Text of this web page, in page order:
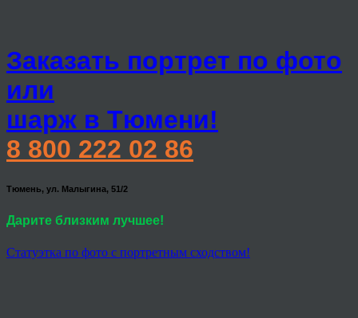
Заказать портрет по фото
или
шарж в Тюмени!
8 800 222 02 86
Тюмень, ул. Малыгина, 51/2
Дарите близким лучшее!
Статуэтка по фото с портретным сходством!